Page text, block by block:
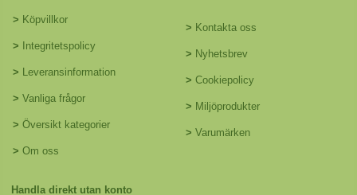
> Köpvillkor
> Integritetspolicy
> Leveransinformation
> Vanliga frågor
> Översikt kategorier
> Om oss
> Kontakta oss
> Nyhetsbrev
> Cookiepolicy
> Miljöprodukter
> Varumärken
Handla direkt utan konto